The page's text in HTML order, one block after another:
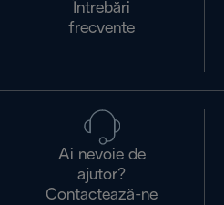
Întrebări
frecvente
Ai nevoie de
ajutor?
Contactează-ne